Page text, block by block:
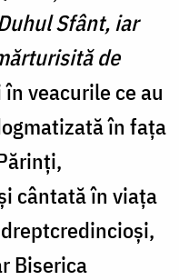
Sfânt, iar
de
veacurile ce au
în fața
cântată în viața
Biserica